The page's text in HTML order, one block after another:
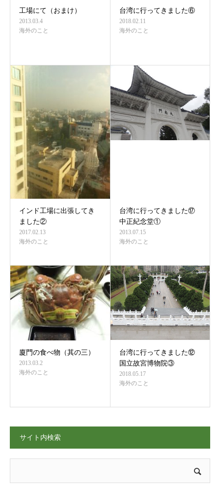
工場にて（おまけ）
2013.03.4
海外のこと
台湾に行ってきました⑥
2018.02.11
海外のこと
インド工場に出張してき
ました②
2017.02.13
海外のこと
台湾に行ってきました⑰
中正紀念堂①
2013.07.15
海外のこと
廈門の食べ物（其の三）
2013.03.2
海外のこと
台湾に行ってきました⑫
国立故宮博物院③
2018.05.17
海外のこと
サイト内検索